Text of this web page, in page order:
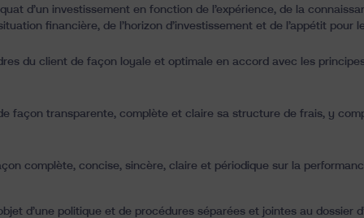
d’un investissement en fonction de l’expérience, de la
financière, de l’horizon d’investissement et de l’appétit pour
du client de façon loyale et optimale en accord avec les
façon transparente, complète et claire sa structure de frais, y
complète, concise, sincère, claire et périodique sur la
d’une politique et de procédures séparées et jointes au dossier